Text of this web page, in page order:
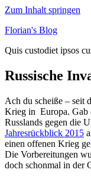
Zum Inhalt springen
Florian's Blog
Quis custodiet ipsos
Russische
Ach du scheiße – seit
Krieg in Europa. Gab
Russlands gegen die
Jahresrückblick 2015
einen offenen Krieg
Die Vorbereitungen
doch schonmal in der